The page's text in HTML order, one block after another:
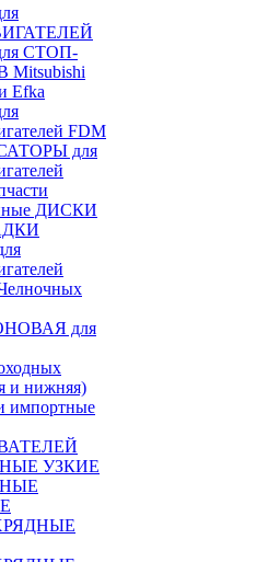
СТОП-
Efka
FDM
для
ДИСКИ
для
и нижняя)
импортные
УЗКИЕ